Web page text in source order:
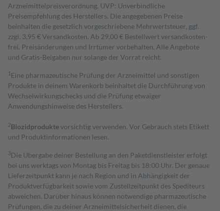
Arzneimittelpreisverordnung. UVP: Unverbindliche
Preisempfehlung des Herstellers. Die angegebenen Preise
beinhalten die gesetzlich vorgeschriebene Mehrwertsteuer, ggf.
zzgl. 3,95 € Versandkosten. Ab 29,00 € Bestell­wert versand­kosten­
frei. Preisänderungen und Irrtümer vorbehalten. Alle Angebote
und Gratis-Beigaben nur solange der Vorrat reicht.
1 Eine pharmazeutische Prüfung der Arzneimittel und sonstigen
Produkte in deinem Warenkorb beinhaltet die Durchführung von
Wechselwirkungschecks und die Prüfung etwaiger
Anwendungshinweise des Herstellers.
2Biozidproduktevorsichtig verwenden. Vor Gebrauch stets Etikett
und Produktinformationen lesen.
3Die Übergabe deiner Bestellung an den Paketdienstleister erfolgt
bei uns werktags von Montag bis Freitag bis 18:00 Uhr. Der genaue
Lieferzeitpunkt kann je nach Region und in Abhängigkeit der
Produktverfügbarkeit sowie vom Zustellzeitpunkt des Spediteurs
abweichen. Darüber hinaus können notwendige pharmazeutische
Prüfungen, die zu deiner Arzneimittelsicherheit dienen, die